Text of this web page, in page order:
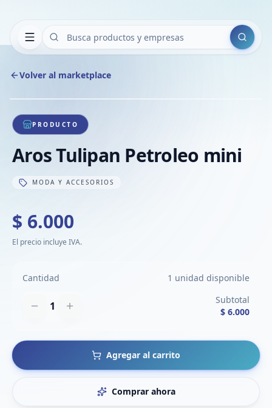
Buscar
Volver al marketplace
1/1
PRODUCTO
Aros Tulipan Petroleo mini
MODA Y ACCESORIOS
$ 6.000
El precio incluye IVA.
Cantidad 1 unidad disponible
1
Subtotal
$ 6.000
Agregar al carrito
Comprar ahora